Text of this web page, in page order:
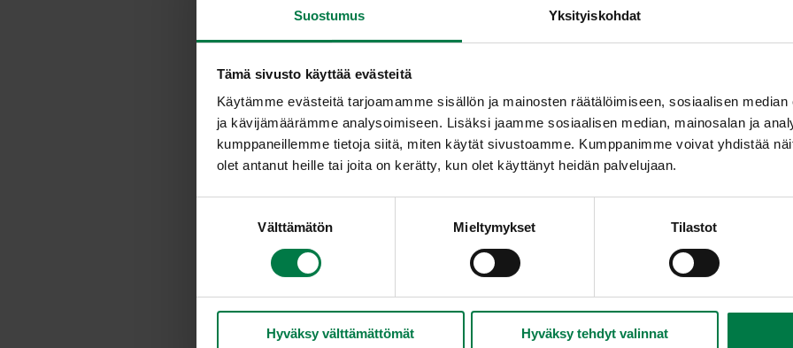
Suostumus Yksityiskohdat
Tämä sivusto käyttää evästeitä
Käytämme evästeitä tarjoamamme sisällön ja mainosten räätälöimiseen, sosiaalisen
ja kävijämäärämme analysoimiseen. Lisäksi jaamme sosiaalisen median, mainosalan ja
kumppaneillemme tietoja siitä, miten käytät sivustoamme. Kumppanimme voivat yhdistää
olet antanut heille tai joita on kerätty, kun olet käyttänyt heidän palvelujaan.
Välttämätön Mieltymykset Tilastot
Hyväksy välttämättömät Hyväksy tehdyt valinnat
Annosmäärä
1dl vadelmia
dl mustikoita
Mittaa kaikki ainekset korkeahkoon kannuun.
tasaiseksi.
Anna makujen tasaantua kylmässä 5 – 10